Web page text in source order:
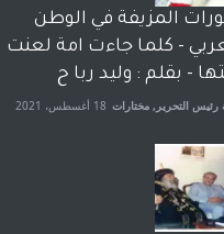
الأمريكية ، فأعطوه
عن يد وهم صاغرون،
حرة مختارات 7 أبريل، 2023
المزيفة في الوطن
- كلما جاءت امة لعنت
- بقلم : وليد ربا ح
رئيس التحرير , مختارات 18 أغسطس، 2021